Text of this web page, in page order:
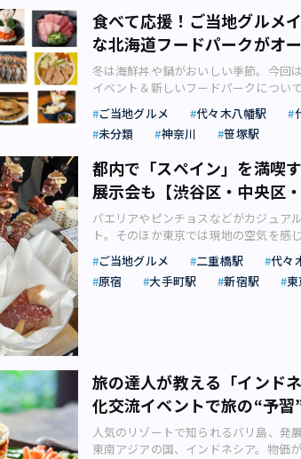
ーシーな甘みたっぷりの「HAPPYスト
ルーツピューレを使った「JOYFULレ
す。オーガニック茶葉使用の「
人な味わい。油分がカットされて白
は、イチゴ尽くしの「濃密レアチー
らしい味わいに。 写真左：3種のドー
写真右：「濃密レアチーズケーキ 贅
各730円）（画像：株式会社TWOリリ
多川町21-1 2F TEL：03-6416-4025 営
【金・土・祝前日】11:00～22:30（
セス： 東京メトロ銀座線・副都心線・
ください 【新宿】plant more ルミネ新
ツ 3月4日（月）にルミネ新宿１にオ
モア）」。ケーキやソフトクリームな
います。シンプルでナチュラルな空間
のリフレッシュにおすすめです。 （
キ」（1,078円）にはホットコーヒー
右：「季節の果実 苺のサンデー」（
ース）■plant more ルミネ新宿店 住所
03-6304-5755 営業時間：11:00〜21:00
JR・小田急線・京王線・都営新宿線
ドホテル）」の、前デッキスペースで
す。今回の発信クリエーターは下北沢
色のアイテム縛りのユニークな商品が
気になるプログラムも開催予定です。
「ミニシモキタ祭」では、下北沢の人
＆ホットドッグが評判の「SUNNY
イテムが並ぶのか楽しみですね！ 「青
規模縮小して決行予定 開催場所：東
催時間：11:00〜19:00 アクセス：小田
は公式サイトをご確認ください Roll
おなかが空いたら立ち寄りたいのが「
ーパー使用の生春巻き「SHIMOKITA
の才能発信型飲食店で、俳優やアーテ
に関わっています。 ボリューミーで満
会社七色リリース） 「SHIMOKITA
フライカップ」（画像：株式会社七色
区北沢3-20-1 下北線路街「reload」「
27:00 アクセス：小田急線・京王井の
ご確認ください ビームス プラネッツ
ノやコトが生まれるコミュニティ こ
になったアートキット「春色のminiミ
ンドは貸し出し（画像：一般社団法人
ムで開催中の展覧会「ピカソ いのち
愛でたと思われるミモザを使用したメニューです。 素材の選び方や
や気分を表現できます。ヨーロッパで
つつ、ミニリース作りを楽しんでみま
写真右：出来上がり例（画像：一般
期間限定アートキット「春色のminiミ
区南青山6-15-1 ヨックモックミュージ
17：30（L.O.17:00） 定休日：月曜（
ロ銀座線・半蔵門線・千代田線「表参
都営バス「01系統」乗車、「青山学
詳細については公式サイトをご確認ください 【代々木】numARTlabo「宝物ア
コンセプトのアートラボ「
る新メニューが「宝物アートパネル」
ションでドライフラワーや天然石など
ものを活用できる（画像：Japonais
価値観をアートとして可視化できるそ
地よい空間での作業は、特別な体験に
体験も可能（画像：Japonais Liqueur
して普段買わない価格帯のスペシャル
レンタイン商戦は多様化しています。
周辺のバレンタインデートにおすすめ
帯、桃源郷の山頂、氷の湖、神々の密
物語が。（画像：株式会社KLOKAリ
ティーサロン「小楽園」／開催中～2
SALON ＆ BOUTIQUE（しょうらくえ
ン1周年を記念して「Shorakuenʼ s
イベントを2月14日（水）まで開催し
プトにした和洋折衷のお菓子やドリン
内には2016年に伊勢丹新宿店で大きな
ンアップして登場。山脈マップを参考
ス。山岳地帯を発掘員である店員さん
ます。掘り出された「山のかけら」は
が運んできてくれるのだそうです。 華
会社KLOKAリリース） チョコレート
変化をつけられ、さまざまな角度から
けてホットチョコレートを楽しめる「
リース） 「桃源郷の土産物屋」をコ
「山菓子」を含め、バレンタイン用に
います。異世界に迷い込んだようなお
食べて応援！ご当地グルメ
な北海道フードパークがオー
冬は海鮮丼や鍋がおいしい季節。今回
イベント＆新しいフードパークについ
紹介します。 大寒が過ぎ、暦の上で
遠出したくてもなかなか気乗りしない
国各地の「美味しいもの」を堪能でき
北海道グルメなど珍しいご当地グルメ
店をご紹介していきます。 屋外で食べ
実行委員会リリース）【その他の画像
全国のお鍋や日本酒をちょっとずつい
赤レンガ倉庫広場で1月28日（日）ま
和歌謡が流れる昭和の世界そのものの
ペースも設けられています。 秋田県
や、北海道の「石狩あんこう鍋」、宮
川県産の食材を中心とした数種類の鍋
きる「作る鍋」が4年ぶりに復活。一
消に貢献します。 「北海道」 十勝 純
Pure Black、「山形」 くどき上手 純
そして鍋のお供に欠かせない日本酒は
ご当地グルメ 代々木八幡駅
未分類
神奈川 笹塚駅
都内で「スペイン」を満喫
展示会も【渋谷区・中央区
パエリアやピンチョスなどがカジュア
ト。そのほか東京では現地の空気を感
です。今回は4度スペインへ渡航した
さんおすすめのイベントを４つご紹介
メ、歴史遺産、デザインなどあらゆる
ニャ 2023」が、11月18日と19日の2
400周年にあたる2013年に初めて開か
開催となります。 今回は「繋いでき
葉“Olé！Fiestamilia！（オレ！フィエ
と楽しめるイベントです。 「フィエス
ご当地グルメ 二重橋駅 代々
原宿
大手町駅 新宿駅
旅の達人が教える「インド
化交流イベントで旅の“予習
人気のリゾートで知られるバリ島、発
東南アジアの国、インドネシア。物価